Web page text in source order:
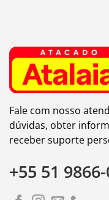
Fale com nosso
dúvidas, obter
receber suporte
+55 51